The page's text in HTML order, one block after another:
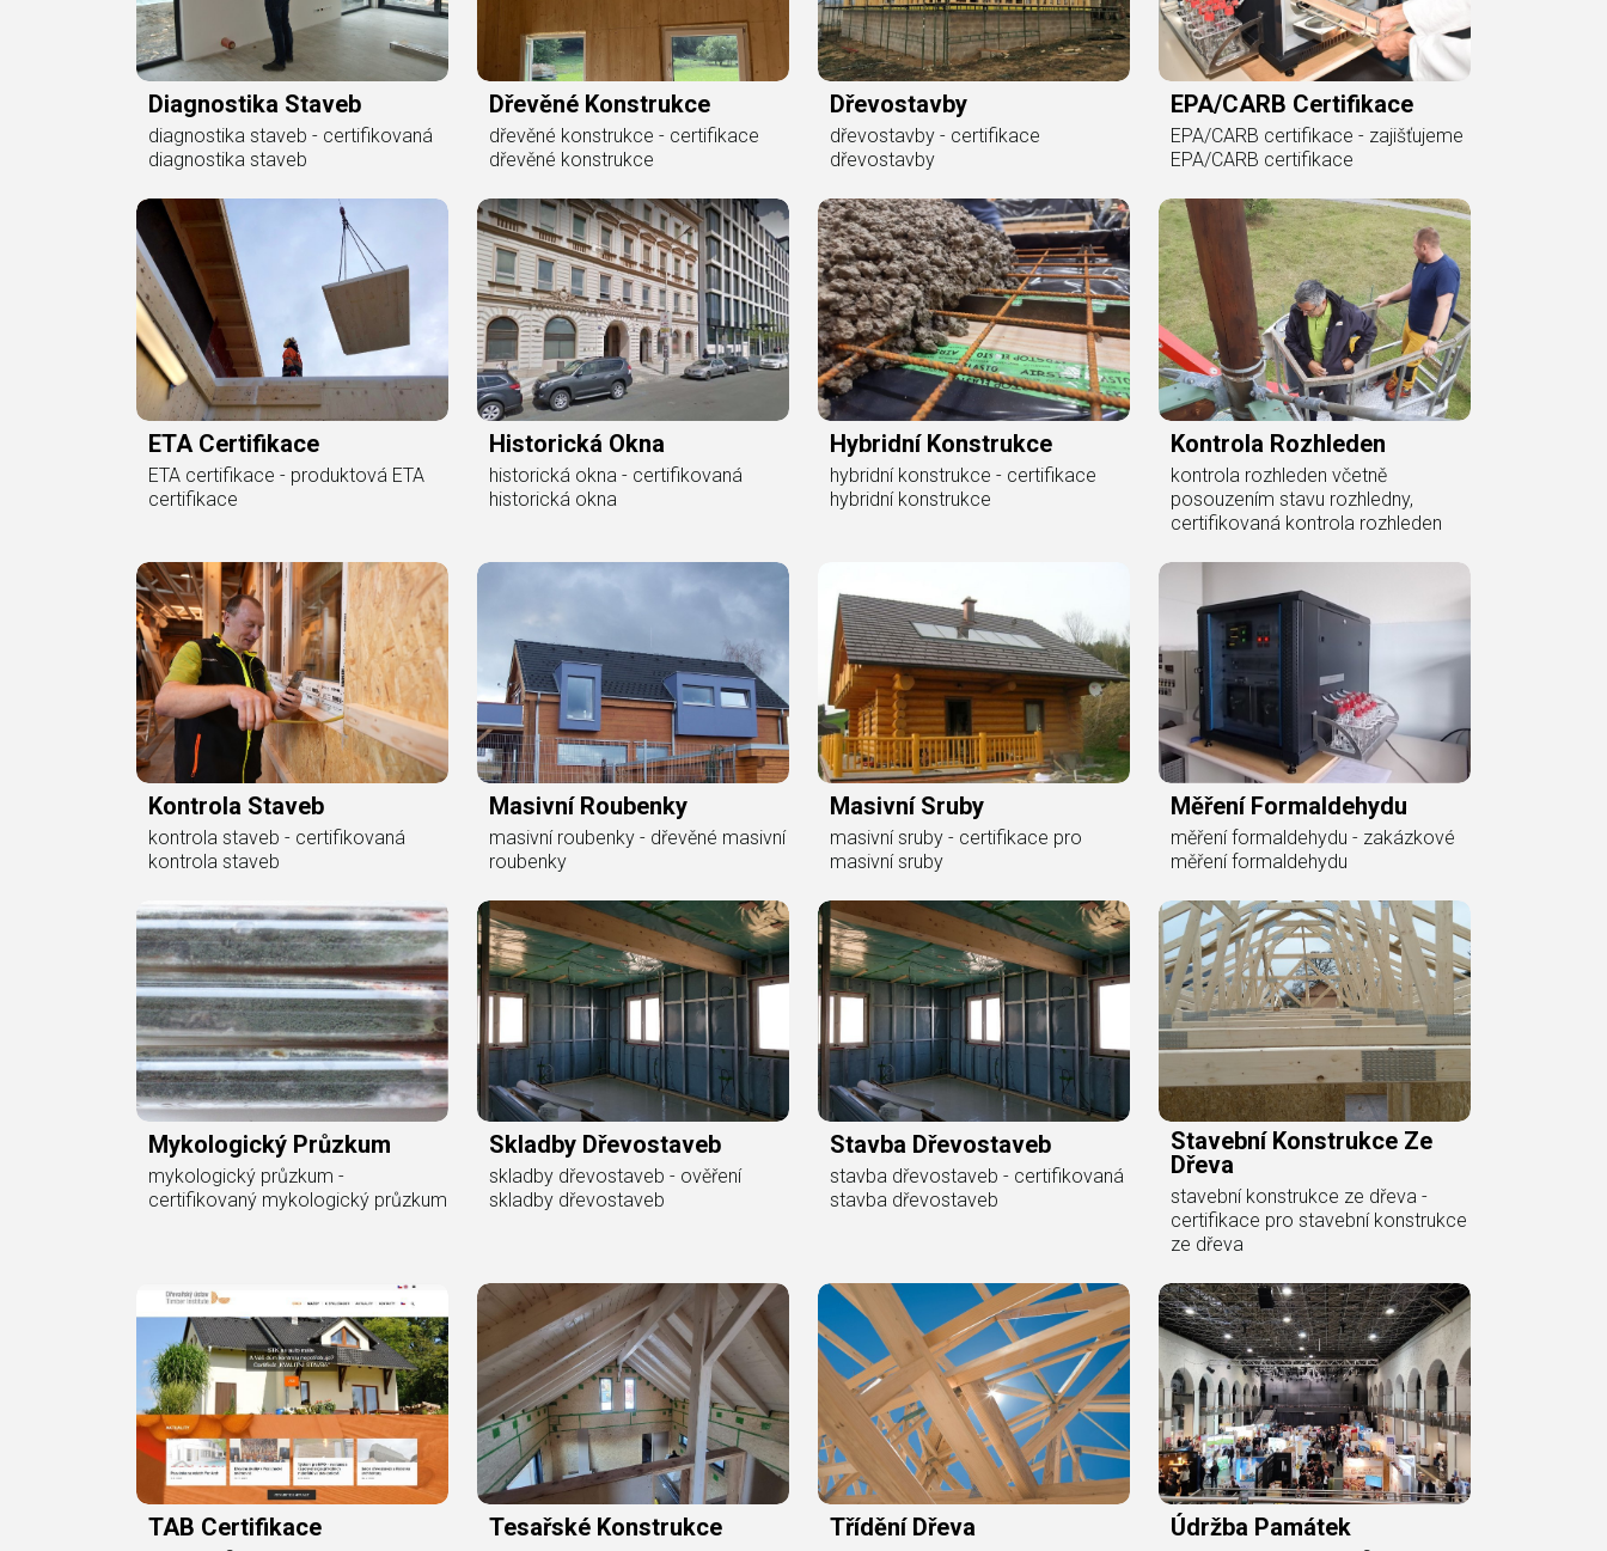
Diagnostika Staveb
diagnostika staveb - certifikovaná
diagnostika staveb
Dřevěné Konstrukce
dřevěné konstrukce - certifikace
dřevěné konstrukce
Dřevostavby
dřevostavby - certifikace
dřevostavby
EPA/CARB Certifikace
EPA/CARB certifikace - zajišťujeme
EPA/CARB certifikace
ETA Certifikace
ETA certifikace - produktová ETA
certifikace
Historická Okna
historická okna - certifikovaná
historická okna
Hybridní Konstrukce
hybridní konstrukce - certifikace
hybridní konstrukce
Kontrola Rozhleden
kontrola rozhleden včetně
posouzením stavu rozhledny,
certifikovaná kontrola rozhleden
Kontrola Staveb
kontrola staveb - certifikovaná
kontrola staveb
Masivní Roubenky
masivní roubenky - dřevěné masivní
roubenky
Masivní Sruby
masivní sruby - certifikace pro
masivní sruby
Měření Formaldehydu
měření formaldehydu - zakázkové
měření formaldehydu
Mykologický Průzkum
mykologický průzkum -
certifikovaný mykologický průzkum
Skladby Dřevostaveb
skladby dřevostaveb - ověření
skladby dřevostaveb
Stavba Dřevostaveb
stavba dřevostaveb - certifikovaná
stavba dřevostaveb
Stavební Konstrukce Ze
Dřeva
stavební konstrukce ze dřeva -
certifikace pro stavební konstrukce
ze dřeva
TAB Certifikace Tesařské Konstrukce Třídění Dřeva Údržba Památek